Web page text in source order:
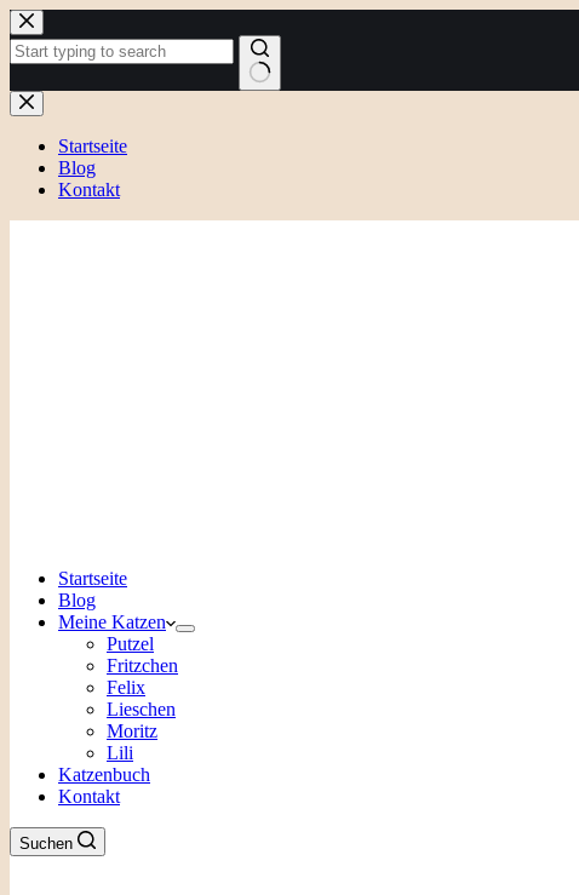
Zum
Inhalt
springen
Keine
Ergebnisse
Startseite
Blog
Kontakt
Startseite
Blog
Meine Katzen
Putzel
Fritzchen
Felix
Lieschen
Moritz
Lili
Katzenbuch
Kontakt
Suchen